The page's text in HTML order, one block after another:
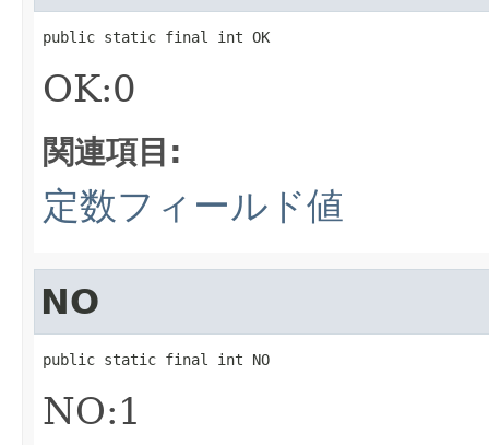
public static final int OK
OK:0
関連項目:
定数フィールド値
NO
public static final int NO
NO:1